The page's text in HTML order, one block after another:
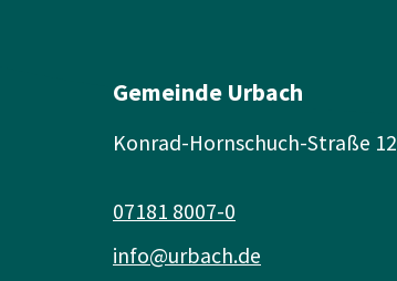
Gemeinde Urbach
Konrad-Hornschuch-Straße 12
info@urbach.de
07181 8007-0